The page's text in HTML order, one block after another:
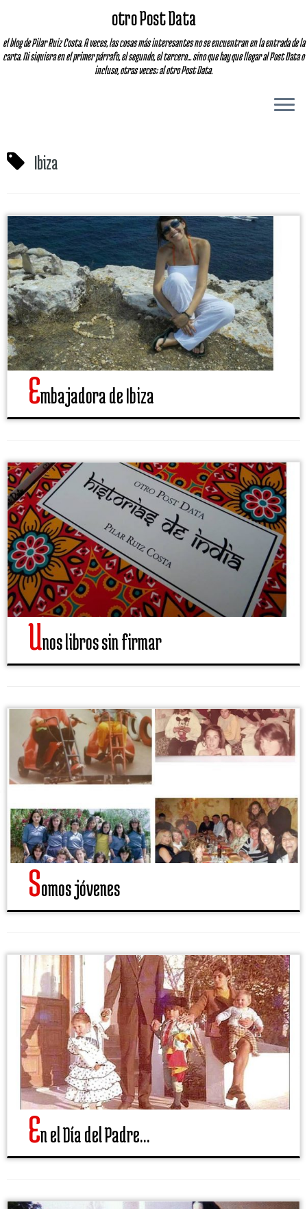
otro Post Data
el blog de Pilar Ruiz Costa. A veces, las cosas más interesantes no se encuentran en la entrada de la
carta. Ni siquiera en el primer párrafo, el segundo, el tercero... sino que hay que llegar al Post Data o
incluso, otras veces; al otro Post Data.
Ibiza
Embajadora de Ibiza
Unos libros sin firmar
Somos jóvenes
En el Día del Padre…